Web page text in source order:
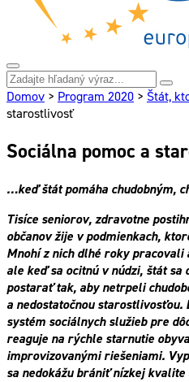
Domov > Program 2020 > Štát,
starostlivosť
Sociálna pomoc a
…keď štát pomáha chudobným,
Tisíce seniorov, zdravotne
občanov žije v podmienkach,
Mnohí z nich dlhé roky
ale keď sa ocitnú v núdzi, štát sa
postarať tak, aby netrpeli
a nedostatočnou starostlivosťou.
systém sociálnych služieb pre
reaguje na rýchle starnutie
improvizovanými riešeniami.
sa nedokážu brániť nízkej kvalite